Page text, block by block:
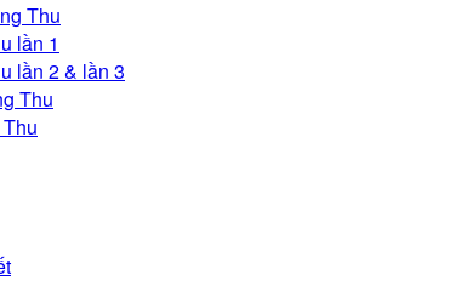
Thu
lần 1
lần 2 & lần 3
Thu